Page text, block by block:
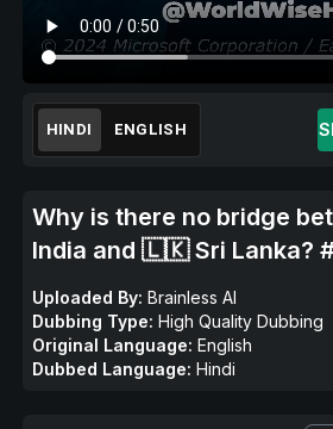
HINDI ENGLISH
Why is there no bridge
India and 🇱🇰 Sri Lanka?
Uploaded By: Brainless AI
Dubbing Type: High Quality Dubbing
Original Language: English
Dubbed Language: Hindi